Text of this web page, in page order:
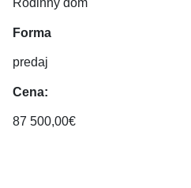
Rodinný dom
Forma
predaj
Cena:
87 500,00€